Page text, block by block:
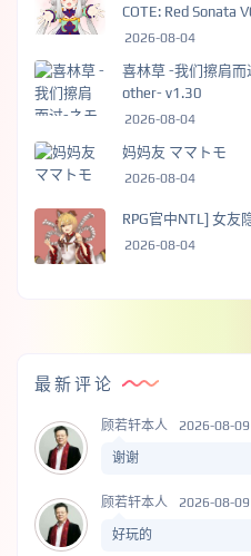
COTE: Red Sonata
2026-08-04
喜林草 -我们擦肩
other- v1.30
2026-08-04
妈妈友 ママトモ
2026-08-04
RPG官中NTL] 女友
2026-08-04
最新评论
顾若轩本人 2026-08-
谢谢
顾若轩本人 2026-08-
好玩的